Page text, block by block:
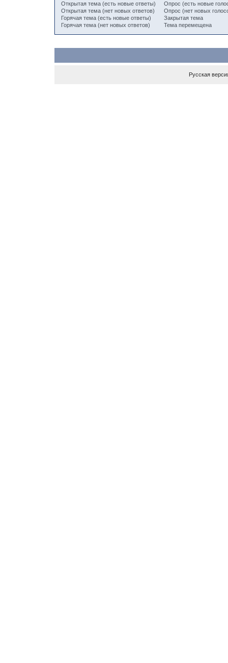
Открытая тема (есть новые ответы)
Открытая тема (нет новых ответов)
Горячая тема (есть новые ответы)
Горячая тема (нет новых ответов)
Опрос (есть новые
Опрос (нет новых
Закрытая тема
Тема перемещена
Русская